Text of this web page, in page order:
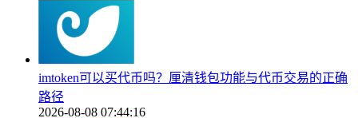
imtoken可以买代币吗？厘清钱包功能与代币交易的正确
路径
2026-08-08 07:44:16